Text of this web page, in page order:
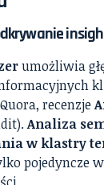
umożliwia
recenzje
Analiza
w klastry
pojedyncze